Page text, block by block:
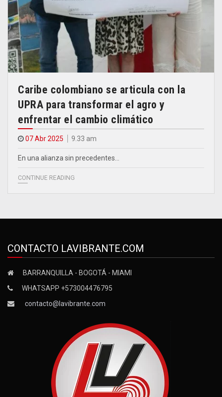
Caribe colombiano se articula con la
UPRA para transformar el agro y
enfrentar el cambio climático
07 Abr 2025 9.33 am
En una alianza sin precedentes…
CONTINUE READING
CONTACTO LAVIBRANTE.COM
BARRANQUILLA - BOGOTÁ - MIAMI
WHATSAPP +573004476795
contacto@lavibrante.com